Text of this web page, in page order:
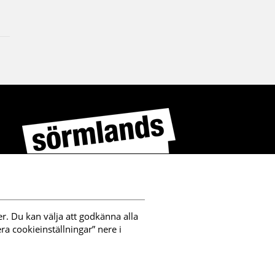
Du kan välja att godkänna alla
cookieinställningar” nere i